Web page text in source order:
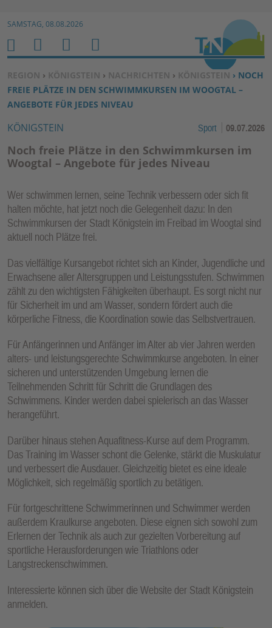
Zum Inhalt springen ↓
SAMSTAG, 08.08.2026
SIE BEFINDEN SICH HIER:
REGION › KÖNIGSTEIN › NACHRICHTEN › KÖNIGSTEIN › NOCH
FREIE PLÄTZE IN DEN SCHWIMMKURSEN IM WOOGTAL –
ANGEBOTE FÜR JEDES NIVEAU
KÖNIGSTEIN Sport 09.07.2026
Noch freie Plätze in den Schwimmkursen im
Woogtal – Angebote für jedes Niveau
Wer schwimmen lernen, seine Technik verbessern oder sich fit
halten möchte, hat jetzt noch die Gelegenheit dazu: In den
Schwimmkursen der Stadt Königstein im Freibad im Woogtal sind
aktuell noch Plätze frei.
Das vielfältige Kursangebot richtet sich an Kinder, Jugendliche und
Erwachsene aller Altersgruppen und Leistungsstufen. Schwimmen
zählt zu den wichtigsten Fähigkeiten überhaupt. Es sorgt nicht nur
für Sicherheit im und am Wasser, sondern fördert auch die
körperliche Fitness, die Koordination sowie das Selbstvertrauen.
Für Anfängerinnen und Anfänger im Alter ab vier Jahren werden
alters- und leistungsgerechte Schwimmkurse angeboten. In einer
sicheren und unterstützenden Umgebung lernen die
Teilnehmenden Schritt für Schritt die Grundlagen des
Schwimmens. Kinder werden dabei spielerisch an das Wasser
herangeführt.
Darüber hinaus stehen Aquafitness-Kurse auf dem Programm.
Das Training im Wasser schont die Gelenke, stärkt die Muskulatur
und verbessert die Ausdauer. Gleichzeitig bietet es eine ideale
Möglichkeit, sich regelmäßig sportlich zu betätigen.
Für fortgeschrittene Schwimmerinnen und Schwimmer werden
außerdem Kraulkurse angeboten. Diese eignen sich sowohl zum
Erlernen der Technik als auch zur gezielten Vorbereitung auf
sportliche Herausforderungen wie Triathlons oder
Langstreckenschwimmen.
Interessierte können sich über die Website der Stadt Königstein
anmelden.
H
O
M
E
M
E
N
U
S
U
C
H
E
N
B
E
N
U
E
R
U
N
K
TI
O
N
E
N